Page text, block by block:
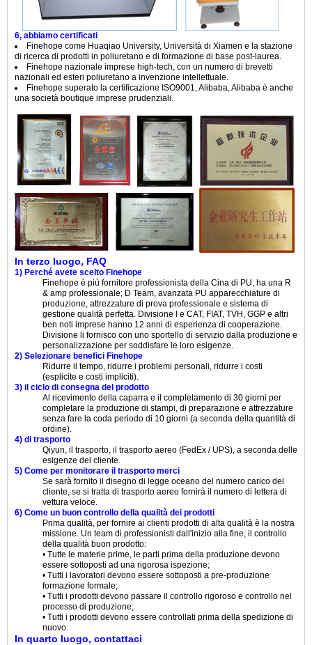
6, abbiamo certificati
Finehope come Huaqiao University, Università di Xiamen e la stazione
di ricerca di prodotti in poliuretano e di formazione di base post-laurea.
Finehope nazionale imprese high-tech, con un numero di brevetti
nazionali ed esteri poliuretano a invenzione intellettuale.
Finehope superato la certificazione ISO9001, Alibaba, Alibaba è anche
una società boutique imprese prudenziali.
In terzo luogo, FAQ
1) Perché avete scelto Finehope
Finehope è più fornitore professionista della Cina di PU, ha una R
& amp professionale; D Team, avanzata PU apparecchiature di
produzione, attrezzature di prova professionale e sistema di
gestione qualità perfetta. Divisione I e CAT, FIAT, TVH, GGP e altri
ben noti imprese hanno 12 anni di esperienza di cooperazione.
Divisione li fornisco con uno sportello di servizio dalla produzione e
personalizzazione per soddisfare le loro esigenze.
2) Selezionare benefici Finehope
Ridurre il tempo, ridurre i problemi personali, ridurre i costi
(esplicite e costi impliciti).
3) il ciclo di consegna del prodotto
Al ricevimento della caparra e il completamento di 30 giorni per
completare la produzione di stampi, di preparazione e attrezzature
senza fare la coda periodo di 10 giorni (a seconda della quantità di
ordine).
4) di trasporto
Qiyun, il trasporto, il trasporto aereo (FedEx / UPS), a seconda delle
esigenze del cliente.
5) Come per monitorare il trasporto merci
Se sarà fornito il disegno di legge oceano del numero carico del
cliente, se si tratta di trasporto aereo fornirà il numero di lettera di
vettura veloce.
6) Come un buon controllo della qualità dei prodotti
Prima qualità, per fornire ai clienti prodotti di alta qualità è la nostra
missione. Un team di professionisti dall'inizio alla fine, il controllo
della qualità buon prodotto:
• Tutte le materie prime, le parti prima della produzione devono
essere sottoposti ad una rigorosa ispezione;
• Tutti i lavoratori devono essere sottoposti a pre-produzione
formazione formale;
• Tutti i prodotti devono passare il controllo rigoroso e controllo nel
processo di produzione;
• Tutti i prodotti devono essere controllati prima della spedizione di
nuovo.
In quarto luogo, contattaci